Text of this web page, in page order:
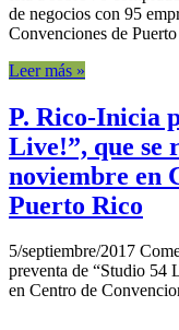
de negocios con 95
Convenciones de
Leer más »
P. Rico-Inicia
Live!”, que se
noviembre en
Puerto Rico
5/septiembre/2017
preventa de “Studio 54
en Centro de